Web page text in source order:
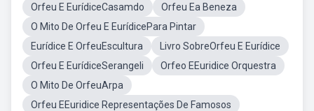
Orfeu E EurídiceCasamdo
Orfeu Ea Beneza
O Mito De Orfeu E EurídicePara Pintar
Eurídice E OrfeuEscultura
Livro SobreOrfeu E Eurídice
Orfeu E EurídiceSerangeli
Orfeo EEuridice Orquestra
O Mito De OrfeuArpa
Orfeu EEuridice Representações De Famosos